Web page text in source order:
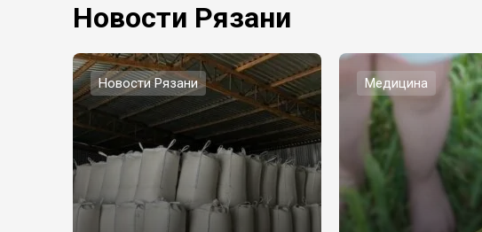
Новости Рязани
Новости Рязани Медицина